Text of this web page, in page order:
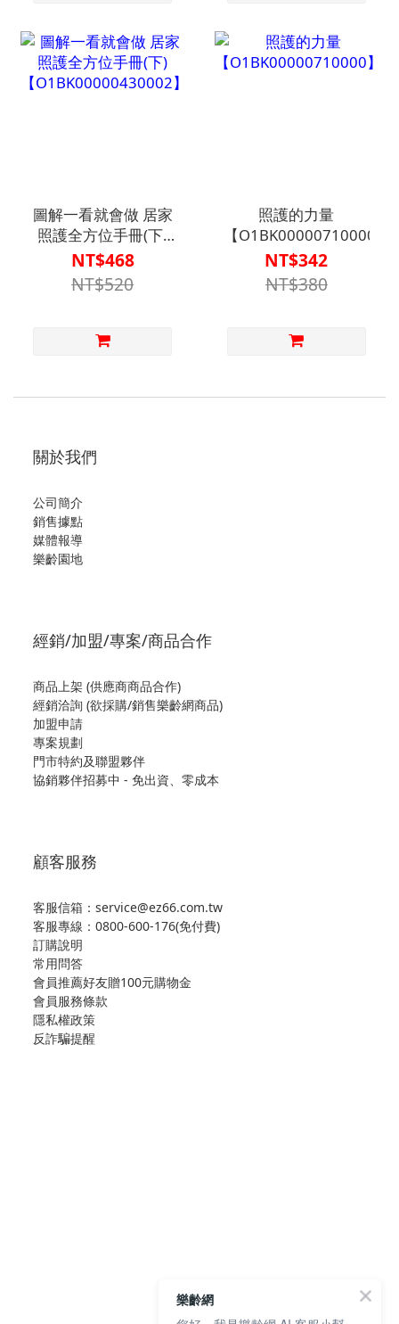
圖解一看就會做 居家
照護全方位手冊(下)
【O1BK00000430002】
NT$468
NT$520
照護的力量
【O1BK00000710000】
NT$342
NT$380
關於我們
公司簡介
銷售據點
媒體報導
樂齡園地
經銷/加盟/專案/商品合作
商品上架 (供應商商品合作)
經銷洽詢 (欲採購/銷售樂齡網商品)
加盟申請
專案規劃
門市特約及聯盟夥伴
協銷夥伴招募中 - 免出資、零成本
顧客服務
客服信箱：service@ez66.com.tw
客服專線： 0800-600-176(免付費)
訂購說明
常用問答
會員推薦好友贈100元購物金
會員服務條款
隱私權政策
反詐騙提醒
樂齡網